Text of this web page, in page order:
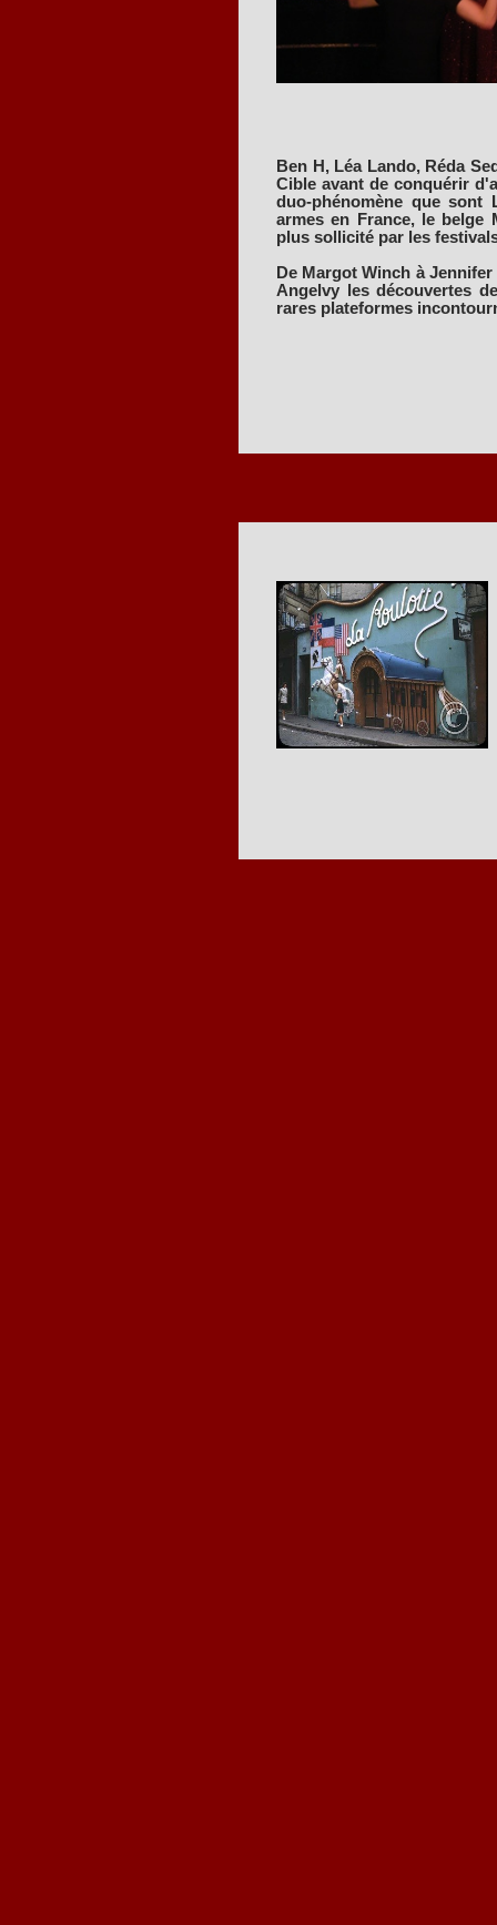
Ben H, Léa Lando, Réda
Cible avant de conquérir
duo-phénomène que
armes en France, le belge
plus sollicité par les
De Margot Winch à
Angelvy les découvertes
rares plateformes